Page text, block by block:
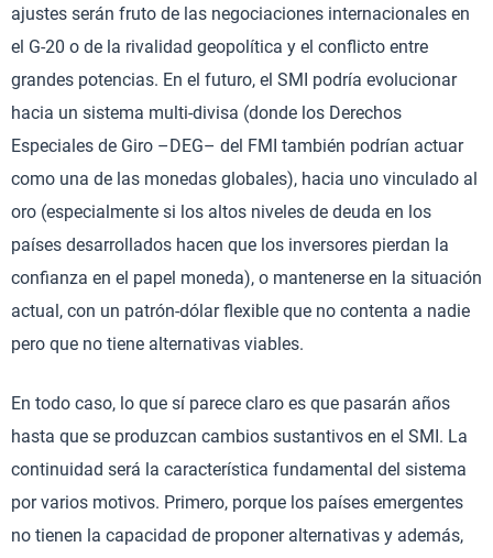
ajustes serán fruto de las negociaciones internacionales en
el G-20 o de la rivalidad geopolítica y el conflicto entre
grandes potencias. En el futuro, el SMI podría evolucionar
hacia un sistema multi-divisa (donde los Derechos
Especiales de Giro –DEG– del FMI también podrían actuar
como una de las monedas globales), hacia uno vinculado al
oro (especialmente si los altos niveles de deuda en los
países desarrollados hacen que los inversores pierdan la
confianza en el papel moneda), o mantenerse en la situación
actual, con un patrón-dólar flexible que no contenta a nadie
pero que no tiene alternativas viables.
En todo caso, lo que sí parece claro es que pasarán años
hasta que se produzcan cambios sustantivos en el SMI. La
continuidad será la característica fundamental del sistema
por varios motivos. Primero, porque los países emergentes
no tienen la capacidad de proponer alternativas y además,